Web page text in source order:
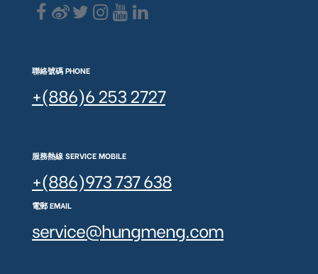
聯絡號碼 PHONE
+(886)6 253 2727
服務熱線 SERVICE MOBILE
+(886)973 737 638
電郵 EMAIL
service@hungmeng.com